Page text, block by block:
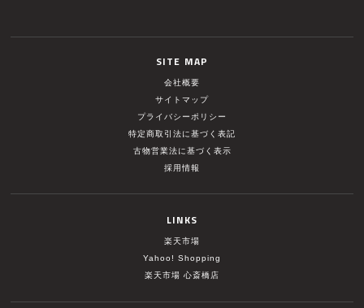
SITE MAP
会社概要
サイトマップ
プライバシーポリシー
特定商取引法に基づく表記
古物営業法に基づく表示
採用情報
LINKS
楽天市場
Yahoo! Shopping
楽天市場 心斎橋店